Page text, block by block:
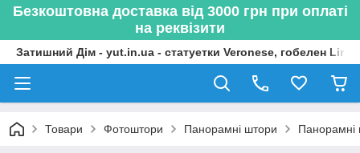
Безкоштовна доставка від 3000 грн при оплаті
на реквізити
Затишний Дім - yut.in.ua - статуетки Veronese, гобелен
Товари Фотоштори Панорамні штори